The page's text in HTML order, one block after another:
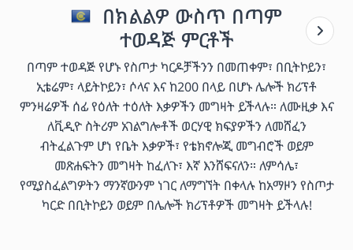
በክልልዎ ውስጥ በጣም
ተወዳጅ ምርቶች
በጣም ተወዳጅ የሆኑ የስጦታ ካርዶቻችንን በመጠቀም፣ በቢትኮይን፣
ኢቴሬም፣ ላይትኮይን፣ ሶላና እና ከ200 በላይ በሆኑ ሌሎች ክሪፕቶ
ምንዛሬዎች ሰፊ የዕለት ተዕለት እቃዎችን መግዛት ይችላሉ። ለሙዚቃ እና
ለቪዲዮ ስትሪም አገልግሎቶች ወርሃዊ ክፍያዎችን ለመሸፈን
ብትፈልጉም ሆነ የቤት እቃዎች፣ የቴክኖሎጂ መግብሮች ወይም
መጽሐፍትን መግዛት ከፈለጉ፣ እኛ እንሸፍናለን። ለምሳሌ፣
የሚያስፈልግዎትን ማንኛውንም ነገር ለማግኘት በቀላሉ ከአማዞን የስጦታ
ካርድ በቢትኮይን ወይም በሌሎች ክሪፕቶዎች መግዛት ይችላሉ!